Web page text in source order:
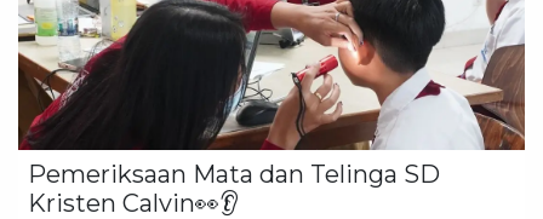
Pemeriksaan Mata dan Telinga SD
Kristen Calvin👀👂